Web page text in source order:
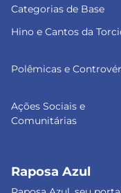
Categorias de Base
Hino e Cantos da
Polêmicas e
Ações Sociais e
Comunitárias
Raposa Azul